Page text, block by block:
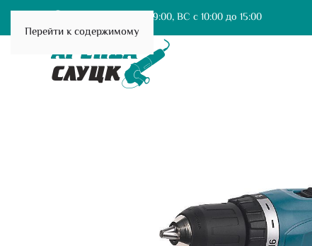
Перейти к содержимому
ПН-Сб с 9:00 до 19:00, ВС с 10:00 до 15:00